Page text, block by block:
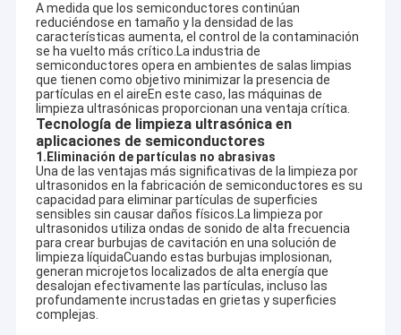
A medida que los semiconductores continúan
reduciéndose en tamaño y la densidad de las
características aumenta, el control de la contaminación
se ha vuelto más crítico.La industria de
semiconductores opera en ambientes de salas limpias
que tienen como objetivo minimizar la presencia de
partículas en el aireEn este caso, las máquinas de
limpieza ultrasónicas proporcionan una ventaja crítica.
Tecnología de limpieza ultrasónica en
aplicaciones de semiconductores
1. Eliminación de partículas no abrasivas
Una de las ventajas más significativas de la limpieza por
ultrasonidos en la fabricación de semiconductores es su
capacidad para eliminar partículas de superficies
sensibles sin causar daños físicos.La limpieza por
ultrasonidos utiliza ondas de sonido de alta frecuencia
para crear burbujas de cavitación en una solución de
limpieza líquidaCuando estas burbujas implosionan,
generan microjetos localizados de alta energía que
desalojan efectivamente las partículas, incluso las
profundamente incrustadas en grietas y superficies
complejas.